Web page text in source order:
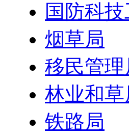
国防科
烟草局
移民管理
林业和草
铁路局